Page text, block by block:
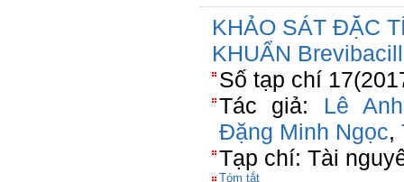
KHẢO SÁT ĐẶC
KHUẨN
Số tạp chí
Tác giả: Lê
Đặng Minh Ngọc,
Tạp chí: Tài
Tóm tắt